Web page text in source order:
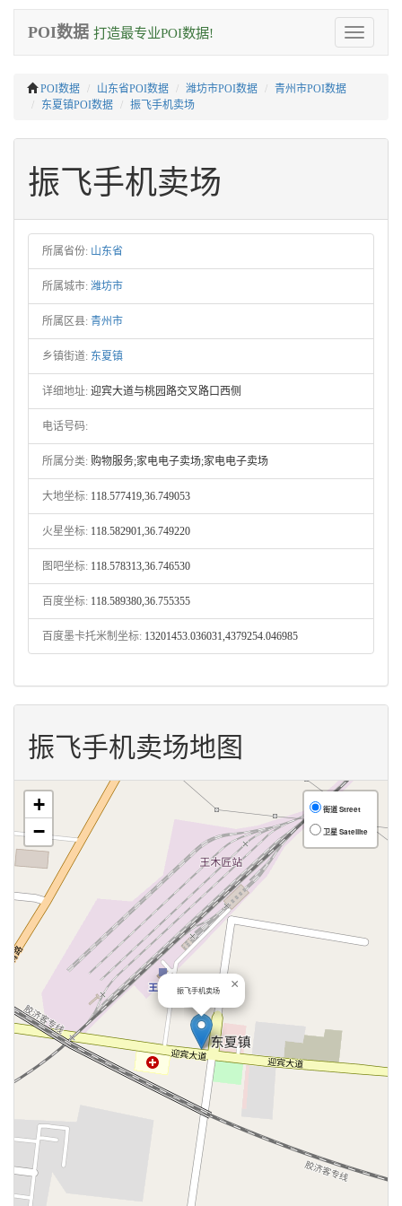
Toggle
navigation
POI数据 打造最专业POI数据!
POI数据 山东省POI数据 潍坊市POI数据
青州市POI数据
东夏镇POI数据
振飞手机卖场
振飞手机卖场
所属省份: 山东省
所属城市: 潍坊市
所属区县: 青州市
乡镇街道: 东夏镇
详细地址: 迎宾大道与桃园路交叉路口西侧
电话号码:
所属分类: 购物服务;家电电子卖场;家电电子卖场
大地坐标: 118.577419,36.749053
火星坐标: 118.582901,36.749220
图吧坐标: 118.578313,36.746530
百度坐标: 118.589380,36.755355
百度墨卡托米制坐标: 13201453.036031,4379254.046985
振飞手机卖场地图
振飞手机卖场 ×
+
−
街道 Street
卫星 Satellite